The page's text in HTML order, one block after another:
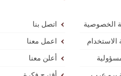
الخصوصية
الاستخدام
مسؤولية
اتصل بنا
اعمل معنا
أعلن معنا